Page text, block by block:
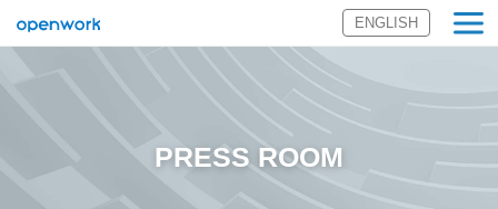
ENGLISH
PRESS ROOM